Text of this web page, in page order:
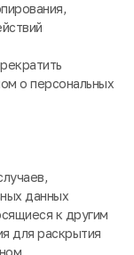
о персональных
данных
к другим
для раскрытия